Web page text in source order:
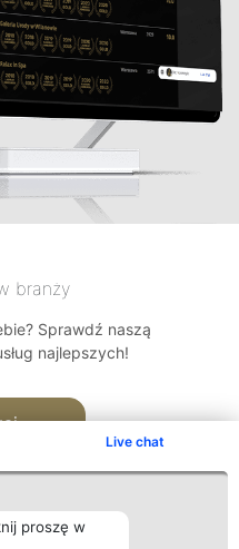
Live chat
proszę w
branży
Sprawdź naszą
najlepszych!